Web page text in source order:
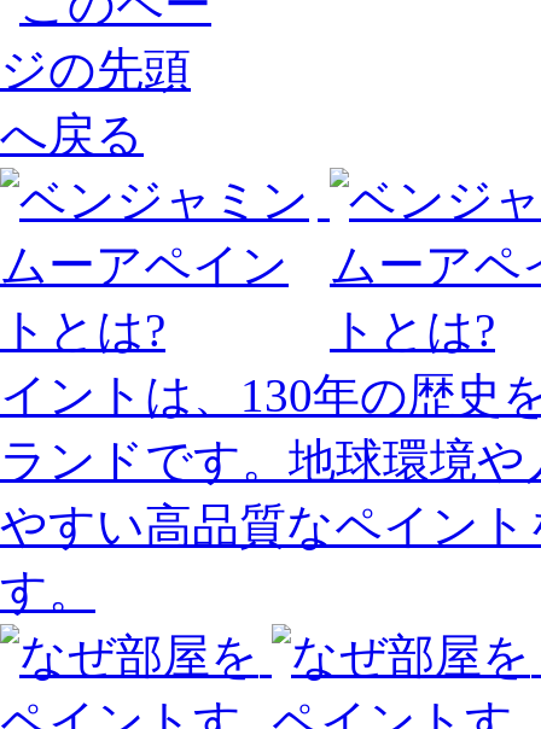
イントは、130年の歴史
ランドです。地球環境
やすい高品質なペイン
す。